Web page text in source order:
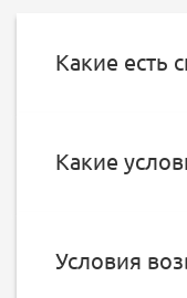
Какие есть
Какие
Условия